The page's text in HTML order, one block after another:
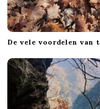
De vele voordelen van